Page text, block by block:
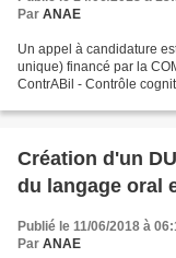
Par ANAE
Un appel à candidature
unique) financé par la
ContrABil - Contrôle
Création d'un
du langage oral
Publié le 11/06/2018 à
Par ANAE